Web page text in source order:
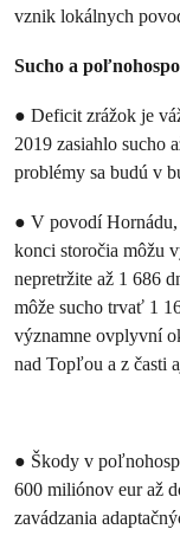
vznik lokálnych
Sucho a
● Deficit zrážok je
2019 zasiahlo sucho
problémy sa budú v
● V povodí Hornádu,
konci storočia môžu
nepretržite až 1 686
môže sucho trvať 1
významne ovplyvní
nad Topľou a z časti
● Škody v
600 miliónov eur až
zavádzania